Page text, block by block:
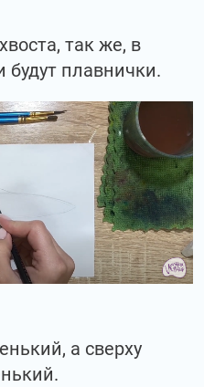
так же, в
будут плавнички.
а сверху